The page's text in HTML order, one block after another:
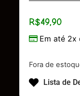
R$49,90
Em até 2x
Fora de
Lista de